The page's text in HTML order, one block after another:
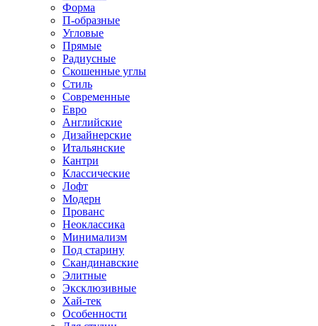
Форма
П-образные
Угловые
Прямые
Радиусные
Скошенные углы
Стиль
Современные
Евро
Английские
Дизайнерские
Итальянские
Кантри
Классические
Лофт
Модерн
Прованс
Неоклассика
Минимализм
Под старину
Скандинавские
Элитные
Эксклюзивные
Хай-тек
Особенности